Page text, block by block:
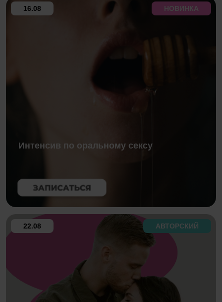
Интенсив по оральному сексу
НОВИНКА
16.08
АВТОРСКИЙ
22.08